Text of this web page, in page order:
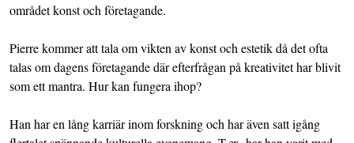
området konst och företagande.
Pierre kommer att tala om vikten av konst och estetik då det ofta
talas om dagens företagande där efterfrågan på kreativitet har blivit
som ett mantra. Hur kan fungera ihop?
Han har en lång karriär inom forskning och har även satt igång